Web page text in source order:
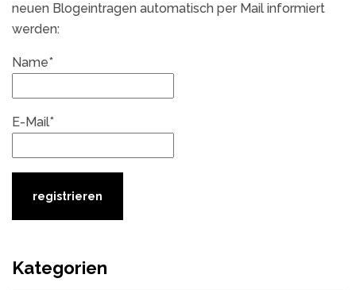
neuen Blogeintragen automatisch per Mail informiert
werden:
Name*
E-Mail*
Kategorien